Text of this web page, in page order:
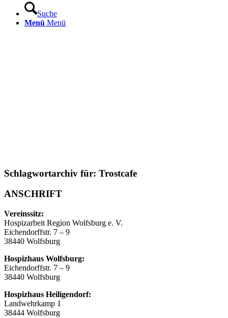
Suche
Menü Menü
Schlagwortarchiv für: Trostcafe
ANSCHRIFT
Vereinssitz:
Hospizarbeit Region Wolfsburg e. V.
Eichendorffstr. 7 – 9
38440 Wolfsburg
Hospizhaus Wolfsburg:
Eichendorffstr. 7 – 9
38440 Wolfsburg
Hospizhaus Heiligendorf:
Landwehrkamp 1
38444 Wolfsburg